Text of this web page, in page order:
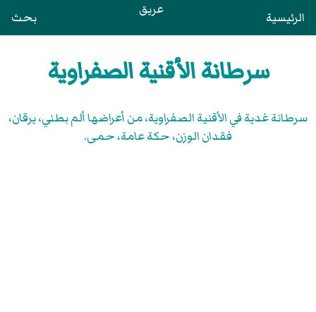
الرئيسية عريق بحث
سرطانة الأقنية الصفراوية
سرطانة غدية في الأقنية الصفراوية، من أعراضها ألم بطني، يرقان،
فقدان الوزن، حكة عامة، حمى.